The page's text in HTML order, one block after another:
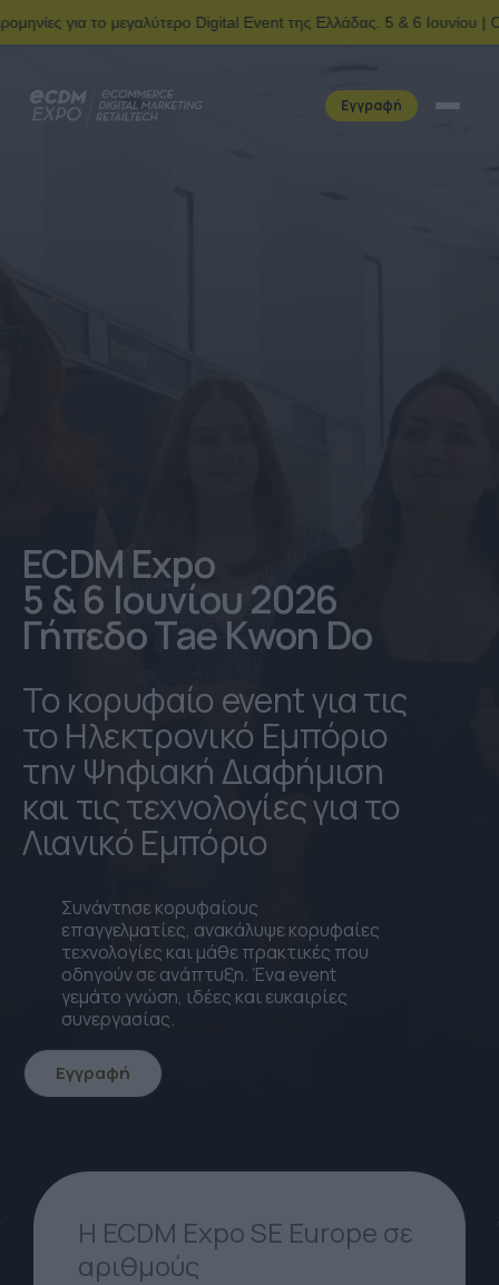
Digital Event της Ελλάδας. 5 & 6 Ιουνίου | Ολυμπιακό
Εγγραφή
ECDM Expo
5 & 6 Ιουνίου 2026
Γήπεδο Tae Kwon Do
Το κορυφαίο event για τις
το Ηλεκτρονικό Εμπόριο
την Ψηφιακή Διαφήμιση
και τις τεχνολογίες για το
Λιανικό Εμπόριο
Συνάντησε κορυφαίους
επαγγελματίες, ανακάλυψε κορυφαίες
τεχνολογίες και μάθε πρακτικές που
οδηγούν σε ανάπτυξη. Ένα event
γεμάτο γνώση, ιδέες και ευκαιρίες
συνεργασίας.
Εγγραφή
Η ECDM Expo SE Europe σε
αριθμούς